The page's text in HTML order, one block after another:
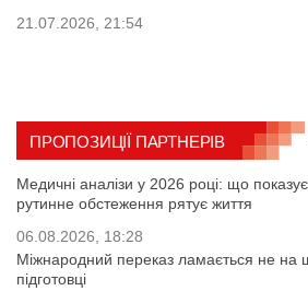
21.07.2026, 21:54
ПРОПОЗИЦІЇ ПАРТНЕРІВ
Медичні аналізи у 2026 році: що
рутинне обстеження рятує життя
06.08.2026, 18:28
Міжнародний переказ ламається не на
підготовці